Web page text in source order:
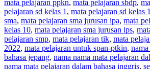
mata pelajaran ppkn, mata pelajaran sbdp,
pelajaran sd kelas 1 , mata pelajaran sd kelas
sma, mata pelajaran sma jurusan ipa, mata
kelas 10, mata pelajaran sma jurusan ips,
pelajaran smp, mata pelajaran tik, mata
2022, mata pelajaran untuk span-ptkin,
bahasa jepang, nama nama mata pelajaran
nama mata pelajaran dalam bahasa inggris,